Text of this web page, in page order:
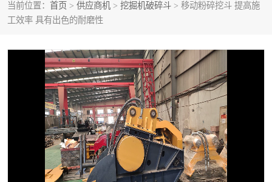
当前位置： 首页 > 供应商机 > 挖掘机破碎斗 > 移动粉碎挖斗 提高施
工效率 具有出色的耐磨性
振动夯
铣挖机 移动破碎机
滚筒筛分斗 粉碎钳
液压剪 土壤修复
铣刨机 开沟机
伐木机 破碎机